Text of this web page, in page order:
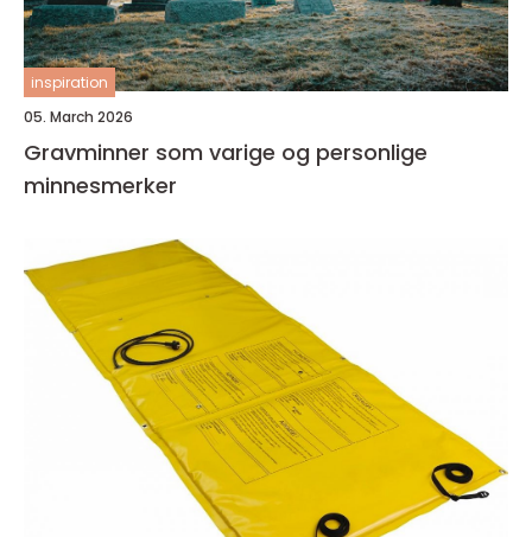
inspiration
05. March 2026
Gravminner som varige og personlige
minnesmerker